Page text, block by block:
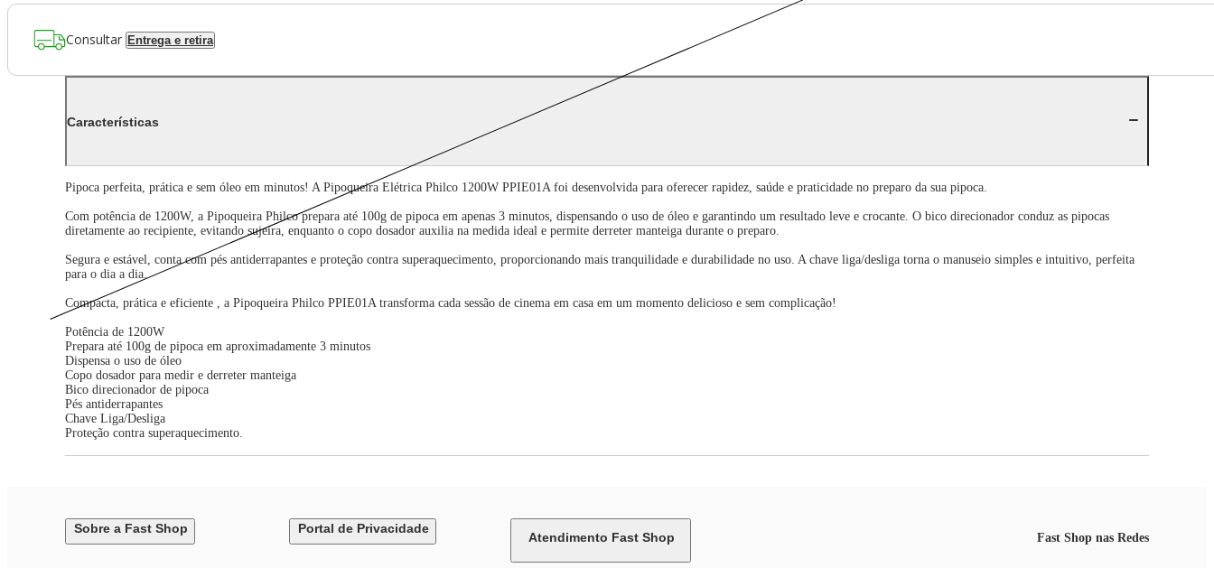
Consultar Entrega e retira
Características
Pipoca perfeita, prática e sem óleo em minutos! A Pipoqueira Elétrica Philco 1200W PPIE01A foi desenvolvida para oferecer rapidez, saúde e praticidade no preparo da sua pipoca.
Com potência de 1200W, a Pipoqueira Philco prepara até 100g de pipoca em apenas 3 minutos, dispensando o uso de óleo e garantindo um resultado leve e crocante. O bico direcionador conduz as pipocas
diretamente ao recipiente, evitando sujeira, enquanto o copo dosador auxilia na medida ideal e permite derreter manteiga durante o preparo.
Segura e estável, conta com pés antiderrapantes e proteção contra superaquecimento, proporcionando mais tranquilidade e durabilidade no uso. A chave liga/desliga torna o manuseio simples e intuitivo, perfeita
para o dia a dia.
Compacta, prática e eficiente , a Pipoqueira Philco PPIE01A transforma cada sessão de cinema em casa em um momento delicioso e sem complicação!
Potência de 1200W
Prepara até 100g de pipoca em aproximadamente 3 minutos
Dispensa o uso de óleo
Copo dosador para medir e derreter manteiga
Bico direcionador de pipoca
Pés antiderrapantes
Chave Liga/Desliga
Proteção contra superaquecimento.
Sobre a Fast Shop Portal de Privacidade
Atendimento Fast Shop Fast Shop nas Redes